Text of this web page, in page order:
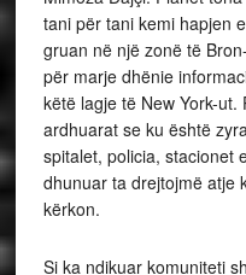
tani për tani kemi hapjen
gruan në një zonë të
për marje dhënie
këtë lagje të New York-ut.
ardhuarat se ku është
spitalet, policia, stacionet
dhunuar ta drejtojmë atje
kërkon.
Si ka ndikuar komuniteti